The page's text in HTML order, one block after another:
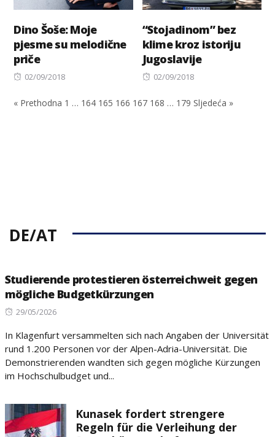
Dino Šoše: Moje
pjesme su melodične
priče
Posted
02/09/2018
“Stojadinom” bez
klime kroz istoriju
Jugoslavije
Posted
02/09/2018
« Prethodna 1 … 164 165 166 167 168 … 179 Sljedeća »
DE/AT
Studierende protestieren österreichweit gegen
mögliche Budgetkürzungen
Posted
29/05/2026
In Klagenfurt versammelten sich nach Angaben der Universität
rund 1.200 Personen vor der Alpen-Adria-Universität. Die
Demonstrierenden wandten sich gegen mögliche Kürzungen
im Hochschulbudget und...
Kunasek fordert strengere
Regeln für die Verleihung der